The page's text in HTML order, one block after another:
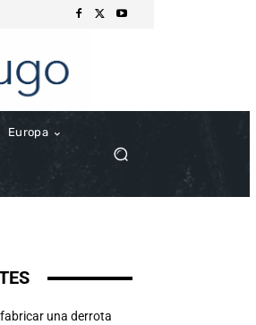
Europa
fabricar una derrota